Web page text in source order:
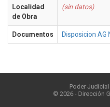
Localidad
de Obra
(sin datos)
Documentos Disposicion